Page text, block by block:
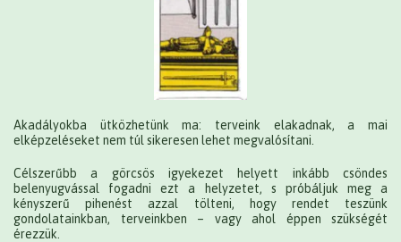
Akadályokba ütközhetünk ma: terveink elakadnak, a mai
elképzeléseket nem túl sikeresen lehet megvalósítani.
Célszerűbb a görcsös igyekezet helyett inkább csöndes
belenyugvással fogadni ezt a helyzetet, s próbáljuk meg a
kényszerű pihenést azzal tölteni, hogy rendet teszünk
gondolatainkban, terveinkben – vagy ahol éppen szükségét
érezzük.